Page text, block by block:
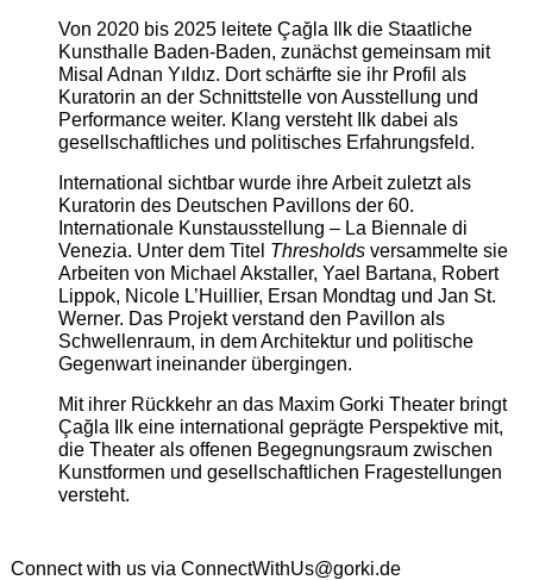
Von 2020 bis 2025 leitete Çağla Ilk die Staatliche
Kunsthalle Baden-Baden, zunächst gemeinsam mit
Misal Adnan Yıldız. Dort schärfte sie ihr Profil als
Kuratorin an der Schnittstelle von Ausstellung und
Performance weiter. Klang versteht Ilk dabei als
gesellschaftliches und politisches Erfahrungsfeld.
International sichtbar wurde ihre Arbeit zuletzt als
Kuratorin des Deutschen Pavillons der 60.
Internationale Kunstausstellung – La Biennale di
Venezia. Unter dem Titel Thresholdsversammelte sie
Arbeiten von Michael Akstaller, Yael Bartana, Robert
Lippok, Nicole L’Huillier, Ersan Mondtag und Jan St.
Werner. Das Projekt verstand den Pavillon als
Schwellenraum, in dem Architektur und politische
Gegenwart ineinander übergingen.
Mit ihrer Rückkehr an das Maxim Gorki Theater bringt
Çağla Ilk eine international geprägte Perspektive mit,
die Theater als offenen Begegnungsraum zwischen
Kunstformen und gesellschaftlichen Fragestellungen
versteht.
Connect with us via ConnectWithUs@gorki.de